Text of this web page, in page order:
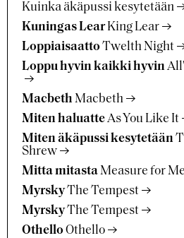
Kuinka äkäpussi kesytetään
Kuningas Lear King Lear
LoppiaisaattoTwelth Night
Loppu hyvin kaikki hyvin
Macbeth Macbeth
Miten haluatteAs You Like It
Miten äkäpussi kesytetään
Shrew
Mitta mitastaMeasure for
MyrskyThe Tempest
MyrskyThe Tempest
OthelloOthello